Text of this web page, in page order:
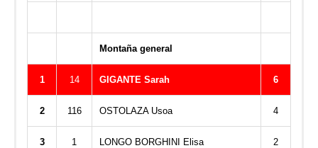
Montaña general
1 14 GIGANTE Sarah 6
2 116 OSTOLAZA Usoa 4
3 1 LONGO BORGHINI Elisa 2